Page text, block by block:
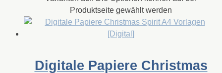
Produktseite gewählt werden
Digitale Papiere Christmas